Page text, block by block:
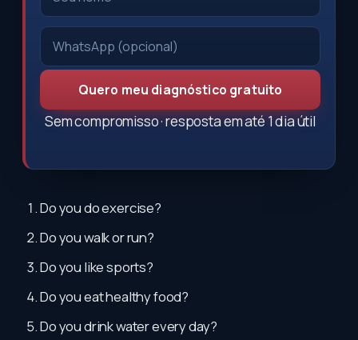
Quero meu diagnóstico gratuito
Sem compromisso · resposta em até 1 dia útil
Do you do exercise?
Do you walk or run?
Do you like sports?
Do you eat healthy food?
Do you drink water every day?